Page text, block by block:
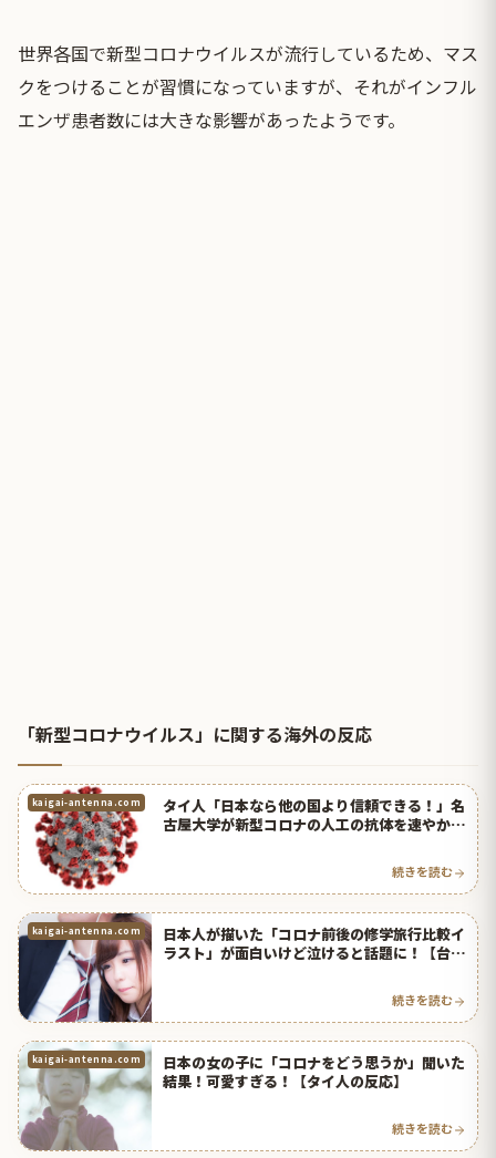
世界各国で新型コロナウイルスが流行しているため、マス
クをつけることが習慣になっていますが、それがインフル
エンザ患者数には大きな影響があったようです。
「新型コロナウイルス」に関する海外の反応
kaigai-antenna.com
タイ人「日本なら他の国より信頼できる！」名
古屋大学が新型コロナの人工の抗体を速やかに
続きを読む
kaigai-antenna.com
日本人が描いた「コロナ前後の修学旅行比較イ
ラスト」が面白いけど泣けると話題に！【台湾
続きを読む
kaigai-antenna.com
日本の女の子に「コロナをどう思うか」聞いた
結果！可愛すぎる！【タイ人の反応】
続きを読む